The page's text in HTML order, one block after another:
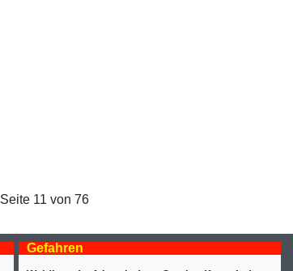
Seite 11 von 76
Gefahren